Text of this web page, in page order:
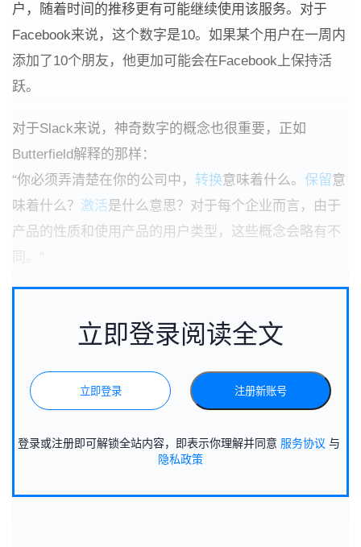
户，随着时间的推移更有可能继续使用该服务。对于
Facebook来说，这个数字是10。如果某个用户在一周内
添加了10个朋友，他更加可能会在Facebook上保持活
跃。
对于Slack来说，神奇数字的概念也很重要，正如
Butterfield解释的那样：
“你必须弄清楚在你的公司中， 转换意味着什么。 保留意
味着什么？ 激活是什么意思？对于每个企业而言，由于
产品的性质和使用产品的用户类型，这些概念会略有不
同。”
立即登录阅读全文
立即登录 注册新账号
登录或注册即可解锁全站内容，即表示你理解并同意 服务协议 与
隐私政策